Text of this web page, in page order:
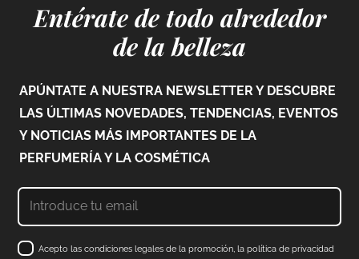
Entérate de todo alrededor
de la belleza
APÚNTATE A NUESTRA NEWSLETTER Y DESCUBRE
LAS ÚLTIMAS NOVEDADES, TENDENCIAS, EVENTOS
Y NOTICIAS MÁS IMPORTANTES DE LA
PERFUMERÍA Y LA COSMÉTICA
Acepto las condiciones legales de la promoción, la política de privacidad